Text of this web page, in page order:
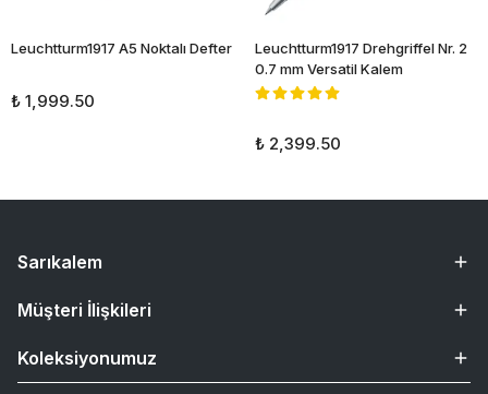
Leuchtturm1917 A5 Noktalı Defter
₺ 1,999.50
Leuchtturm1917 Drehgriffel Nr. 2
0.7 mm Versatil Kalem
₺ 2,399.50
Sarıkalem
Müşteri İlişkileri
Koleksiyonumuz